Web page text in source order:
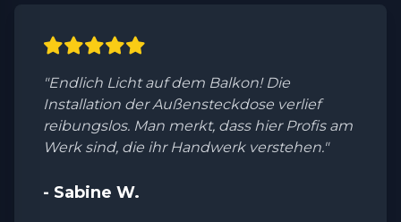
"Endlich Licht auf dem Balkon! Die
Installation der Außensteckdose verlief
reibungslos. Man merkt, dass hier Profis am
Werk sind, die ihr Handwerk verstehen."
- Sabine W.